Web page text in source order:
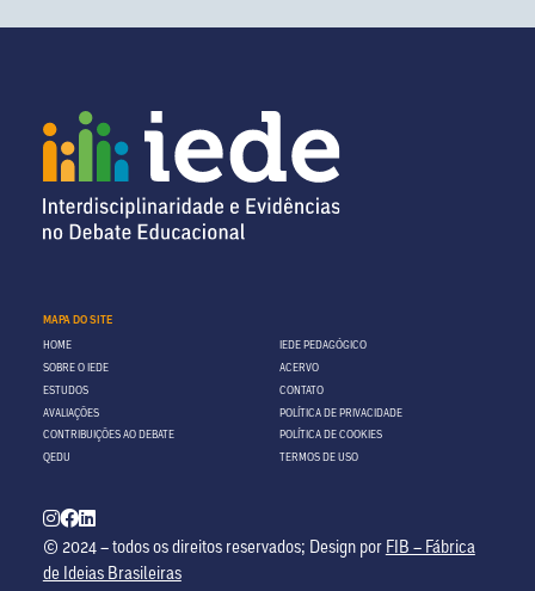
MAPA DO SITE
HOME
SOBRE O IEDE
ESTUDOS
AVALIAÇÕES
CONTRIBUIÇÕES AO DEBATE
QEDU
IEDE PEDAGÓGICO
ACERVO
CONTATO
POLÍTICA DE PRIVACIDADE
POLÍTICA DE COOKIES
TERMOS DE USO
© 2024 – todos os direitos reservados; Design por FIB – Fábrica
de Ideias Brasileiras